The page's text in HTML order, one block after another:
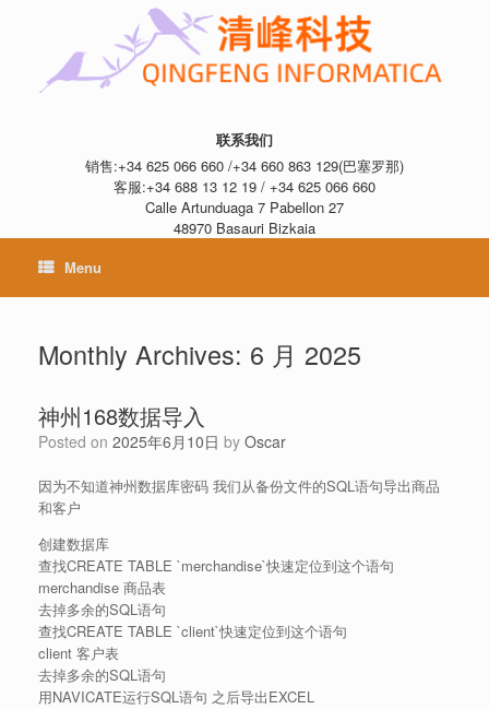
联系我们
销售:+34 625 066 660 /+34 660 863 129(巴塞罗那)
客服:+34 688 13 12 19 / +34 625 066 660
Calle Artunduaga 7 Pabellon 27
48970 Basauri Bizkaia
Menu
Monthly Archives: 6 月 2025
神州168数据导入
Posted on 2025年6月10日 by Oscar
因为不知道神州数据库密码 我们从备份文件的SQL语句导出商品
和客户
创建数据库
查找CREATE TABLE `merchandise`快速定位到这个语句
merchandise 商品表
去掉多余的SQL语句
查找CREATE TABLE `client`快速定位到这个语句
client 客户表
去掉多余的SQL语句
用NAVICATE运行SQL语句 之后导出EXCEL